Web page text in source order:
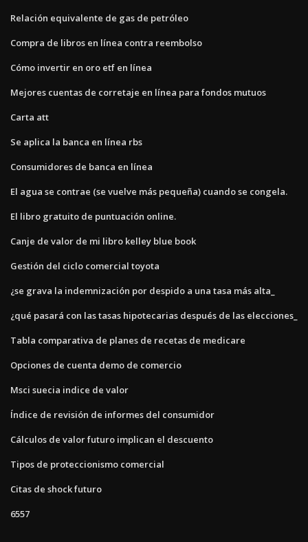
Relación equivalente de gas de petróleo
Compra de libros en línea contra reembolso
Cómo invertir en oro etf en línea
Mejores cuentas de corretaje en línea para fondos mutuos
Carta att
Se aplica la banca en línea rbs
Consumidores de banca en línea
El agua se contrae (se vuelve más pequeña) cuando se congela.
El libro gratuito de puntuación online.
Canje de valor de mi libro kelley blue book
Gestión del ciclo comercial toyota
¿se grava la indemnización por despido a una tasa más alta_
¿qué pasará con las tasas hipotecarias después de las elecciones_
Tabla comparativa de planes de recetas de medicare
Opciones de cuenta demo de comercio
Msci suecia indice de valor
Índice de revisión de informes del consumidor
Cálculos de valor futuro implican el descuento
Tipos de proteccionismo comercial
Citas de shock futuro
6557